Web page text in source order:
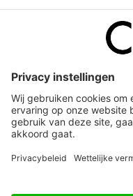
Vacatures
Service & Contact
Werken bij ons
Privacy Statement
Algemene Voorwaarden